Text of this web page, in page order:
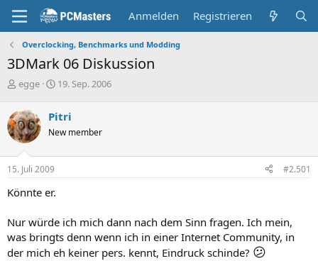
Anmelden Registrieren
Overclocking, Benchmarks und Modding
3DMark 06 Diskussion
E
s
t
e
l
l
e
egge
E
t
e
l
19. Sep. 2006
Pitri
New member
15. Juli 2009 #2.501
Könnte er.
Nur würde ich mich dann nach dem Sinn fragen. Ich mein,
was bringts denn wenn ich in einer Internet Community, in
der mich eh keiner pers. kennt, Eindruck schinde? 😕